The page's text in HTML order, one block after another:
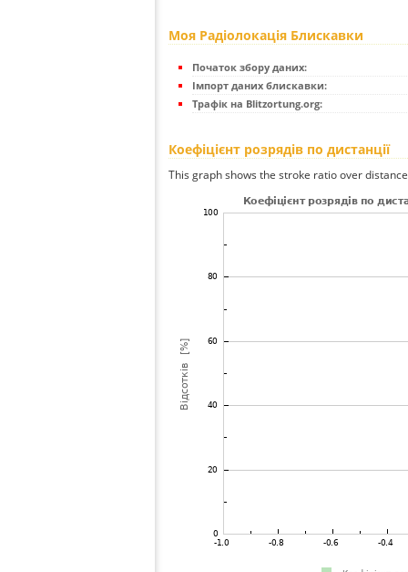
Моя Радіолокація Блискавки
Початок збору даних:
Імпорт даних блискавки:
Трафік на Blitzortung.org:
Коефіцієнт розрядів по дистанції
This graph shows the stroke ratio over